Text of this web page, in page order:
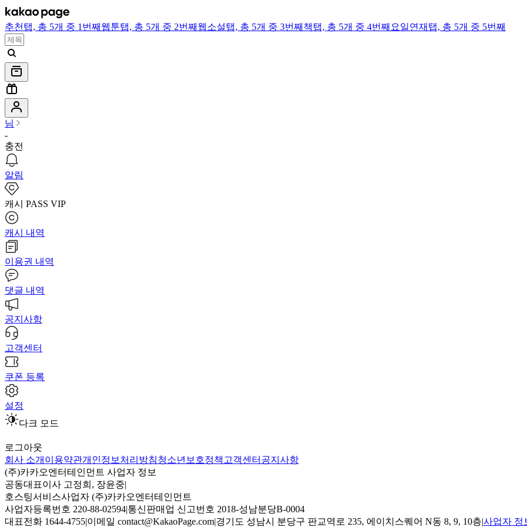
추천 탭, 총 5개 중 1번째 웹툰탭, 총 5개 중 2번째 웹소설탭, 총 5개 중 3번째 책탭, 총 5개 중 4번째 요일연재 탭, 총 5개 중 5번째
님
-
충전
알림
캐시 PASS VIP
캐시 내역
이용권 내역
댓글 내역
공지사항
고객센터
쿠폰 등록
설정
다크 모드
로그아웃
회사 소개 이용약관개인정보처리방침청소년보호정책 고객센터 공지사항
(주)카카오엔터테인먼트 사업자 정보
공동대표이사 고정희, 장윤중|
호스팅서비스사업자 (주)카카오엔터테인먼트
사업자등록번호 220-88-02594|통신판매업 신고번호 2018-성남분당B-0004
대표전화 1644-4755|이메일 contact@KakaoPage.com|경기도 성남시 분당구 판교역로 235, 에이치스퀘어 N동 8, 9, 10층|사업자 정